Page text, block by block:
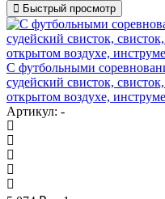
Быстрый просмотр
С футбольными
судейский свисток,
открытом воздухе,
Артикул: -